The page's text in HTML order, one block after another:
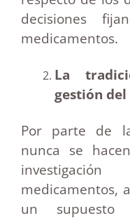
decisiones
medicamentos.
La
gestión
Por parte de
nunca se
medicamentos,
un supuesto